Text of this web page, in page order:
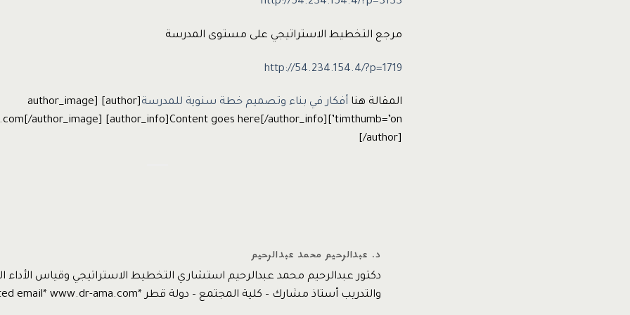
مرجع التخطيط الاستراتيجي على مستوى المدرسة
http://54.234.154.4/?p=1719
المقالة هنا أفكار في بناء وتصميم خطة سنوية للمدرسة
[author] [author_image
ama.com[/author_image] [author_info]Content goes here[/author_info]
[/author]
د. عبدالرحيم محمد عبدالرحيم
دكتور عبدالرحيم محمد عبدالرحيم استشاري التخطيط الاستراتيجي وقياس
والتدريب أستاذ مشارك – كلية المجتمع – دولة قطر *protected email* www.dr-ama.com